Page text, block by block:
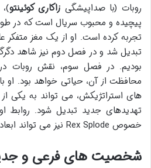
روبات (با صداپیشگی زاکاری کوئینتو
پیچیده و محبوب سریال است که در
تجربه کرده است. او از یک مغز
تبدیل شد و در فصل دوم نیز شاهد
بودیم. در فصل سوم، نقش روبات
محافظت از آن، حیاتی خواهد بود. او
های استراتژیکش، می تواند به یکی
تهدیدهای جدید تبدیل شود.
خصوص Rex Splode نیز می تواند ابعاد جدیدی به داستان ببخشد.
شخصیت های فرعی و